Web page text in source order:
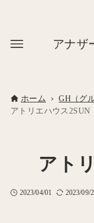
アナザ
ホーム
GH（グ
アトリエハウス2SUN
アト
2023/04/01 2023/09/